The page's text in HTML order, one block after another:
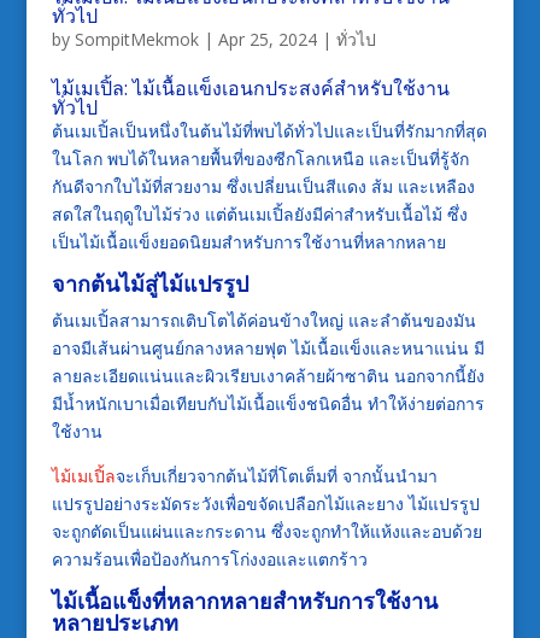
ทั่วไป
by SompitMekmok| Apr 25, 2024| ทั่วไป
ไม้เมเปิ้ล: ไม้เนื้อแข็งเอนกประสงค์สำหรับใช้งาน
ทั่วไป
ต้นเมเปิ้ลเป็นหนึ่งในต้นไม้ที่พบได้ทั่วไปและเป็นที่รักมากที่สุด
ในโลก พบได้ในหลายพื้นที่ของซีกโลกเหนือ และเป็นที่รู้จัก
กันดีจากใบไม้ที่สวยงาม ซึ่งเปลี่ยนเป็นสีแดง ส้ม และเหลือง
สดใสในฤดูใบไม้ร่วง แต่ต้นเมเปิ้ลยังมีค่าสำหรับเนื้อไม้ ซึ่ง
เป็นไม้เนื้อแข็งยอดนิยมสำหรับการใช้งานที่หลากหลาย
จากต้นไม้สู่ไม้แปรรูป
ต้นเมเปิ้ลสามารถเติบโตได้ค่อนข้างใหญ่ และลำต้นของมัน
อาจมีเส้นผ่านศูนย์กลางหลายฟุต ไม้เนื้อแข็งและหนาแน่น มี
ลายละเอียดแน่นและผิวเรียบเงาคล้ายผ้าซาติน นอกจากนี้ยัง
มีน้ำหนักเบาเมื่อเทียบกับไม้เนื้อแข็งชนิดอื่น ทำให้ง่ายต่อการ
ใช้งาน
ไม้เมเปิ้ลจะเก็บเกี่ยวจากต้นไม้ที่โตเต็มที่ จากนั้นนำมา
แปรรูปอย่างระมัดระวังเพื่อขจัดเปลือกไม้และยาง ไม้แปรรูป
จะถูกตัดเป็นแผ่นและกระดาน ซึ่งจะถูกทำให้แห้งและอบด้วย
ความร้อนเพื่อป้องกันการโก่งงอและแตกร้าว
ไม้เนื้อแข็งที่หลากหลายสำหรับการใช้งาน
หลายประเภท